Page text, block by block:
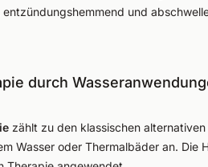
und
durch
zählt zu den klassischen
Wasser oder Thermalbäder an.